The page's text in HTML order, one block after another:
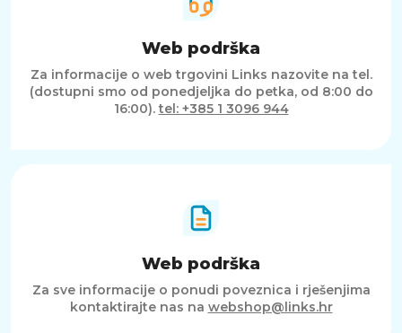
Web podrška
Za informacije o web trgovini Links nazovite na tel.
(dostupni smo od ponedjeljka do petka, od 8:00 do
16:00).tel: +385 1 3096 944
Web podrška
Za sve informacije o ponudi poveznica i rješenjima
kontaktirajte nas na webshop@links.hr